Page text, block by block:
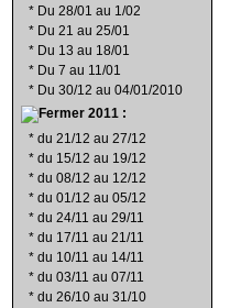
* Du 28/01 au 1/02
* Du 21 au 25/01
* Du 13 au 18/01
* Du 7 au 11/01
* Du 30/12 au 04/01/2010
2011 :
* du 21/12 au 27/12
* du 15/12 au 19/12
* du 08/12 au 12/12
* du 01/12 au 05/12
* du 24/11 au 29/11
* du 17/11 au 21/11
* du 10/11 au 14/11
* du 03/11 au 07/11
* du 26/10 au 31/10